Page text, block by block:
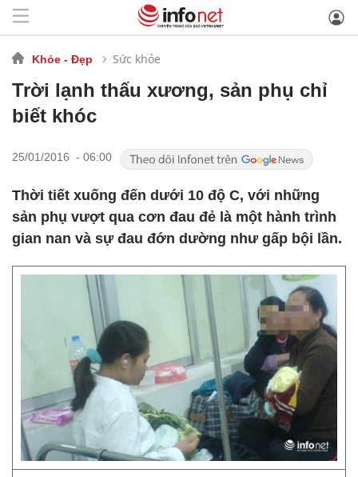
Khỏe - Đẹp Sức khỏe
Trời lạnh thấu xương, sản phụ chỉ
biết khóc
25/01/2016 - 06:00
Thời tiết xuống đến dưới 10 độ C, với những
sản phụ vượt qua cơn đau đẻ là một hành trình
gian nan và sự đau đớn dường như gấp bội lần.